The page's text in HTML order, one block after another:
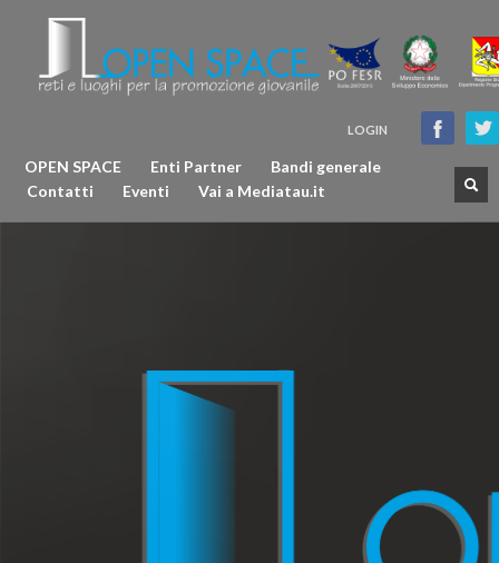
LOGIN
OPEN SPACE Enti Partner
Bandi generale
Contatti
Eventi Vai a Mediatau.it